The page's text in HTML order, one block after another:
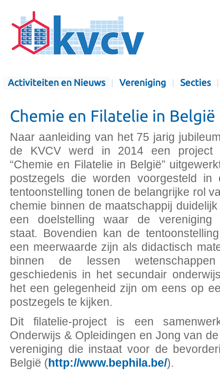
Activiteiten en Nieuws Vereniging Secties
Chemie en Filatelie in België
Naar aanleiding van het 75 jarig
de KVCV werd in 2014 een project
“Chemie en Filatelie in België”
postzegels die worden voorgesteld in
tentoonstelling tonen de belangrijke rol
chemie binnen de maatschappij
een doelstelling waar de vereniging
staat. Bovendien kan de
een meerwaarde zijn als didactisch
binnen de lessen
geschiedenis in het secundair
het een gelegenheid zijn om eens op
postzegels te kijken.
Dit filatelie-project is een
Onderwijs & Opleidingen en Jong van
vereniging die instaat voor de
België (http://www.bephila.be/).